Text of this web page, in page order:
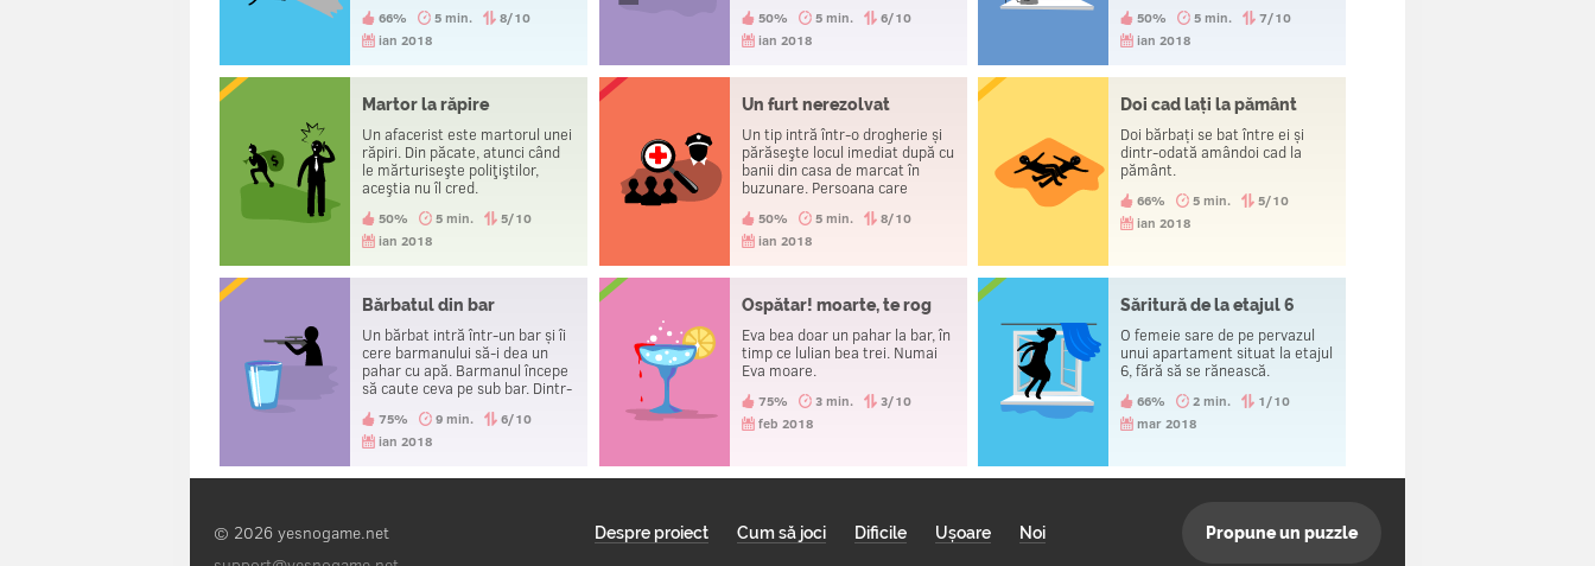
arestat, iar șoferul a fost dus
acasă.
66% 5 min.
8/10
ian 2018
50% 5 min.
6/10
ian 2018
regretă că a sărit.
50% 5 min.
7/10
ian 2018
Martor la răpire
Un afacerist este martorul unei
răpiri. Din păcate, atunci când
le mărturiseşte poliţiştilor,
aceştia nu îl cred.
50% 5 min.
5/10
ian 2018
Un furt nerezolvat
Un tip intră într-o drogherie și
părăseşte locul imediat după cu
banii din casa de marcat în
buzunare. Persoana care
secţia de poliție și, după ceva
timp, un agent recuperează
parte. În acea seară, toți cei
trei s-au dus la secţia de poliţie
pentru a raporta un furt.
50% 5 min.
8/10
ian 2018
Doi cad lați la pământ
Doi bărbați se bat între ei și
dintr-odată amândoi cad la
pământ.
66% 5 min.
5/10
ian 2018
Bărbatul din bar
Un bărbat intră într-un bar și îi
cere barmanului să-i dea un
pahar cu apă. Barmanul începe
să caute ceva pe sub bar. Dintr-
îndreaptă spre bărbat. Acesta
spune „Mulțumesc” și pleacă.
75% 9 min.
6/10
ian 2018
Ospătar! moarte, te rog
Eva bea doar un pahar la bar, în
timp ce lulian bea trei. Numai
Eva moare.
75% 3 min.
3/10
feb 2018
Săritură de la etajul 6
O femeie sare de pe pervazul
unui apartament situat la etajul
6, fără să se rănească.
66% 2 min.
1/10
mar 2018
Propune un puzzle
Despre proiect Cum să joci Dificile Ușoare Noi
© 2026 yesnogame.net